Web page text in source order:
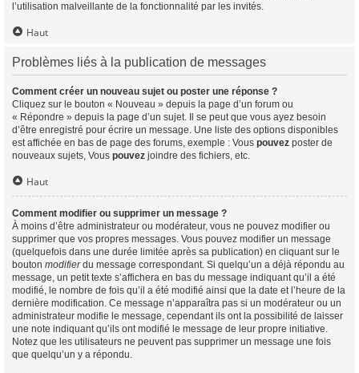
l’utilisation malveillante de la fonctionnalité par les invités.
Haut
Problèmes liés à la publication de messages
Comment créer un nouveau sujet ou poster une réponse ?
Cliquez sur le bouton « Nouveau » depuis la page d’un forum ou
« Répondre » depuis la page d’un sujet. Il se peut que vous ayez besoin
d’être enregistré pour écrire un message. Une liste des options disponibles
est affichée en bas de page des forums, exemple : Vous pouvez poster de
nouveaux sujets, Vous pouvez joindre des fichiers, etc.
Haut
Comment modifier ou supprimer un message ?
À moins d’être administrateur ou modérateur, vous ne pouvez modifier ou
supprimer que vos propres messages. Vous pouvez modifier un message
(quelquefois dans une durée limitée après sa publication) en cliquant sur le
bouton modifierdu message correspondant. Si quelqu’un a déjà répondu au
message, un petit texte s’affichera en bas du message indiquant qu’il a été
modifié, le nombre de fois qu’il a été modifié ainsi que la date et l’heure de la
dernière modification. Ce message n’apparaîtra pas si un modérateur ou un
administrateur modifie le message, cependant ils ont la possibilité de laisser
une note indiquant qu’ils ont modifié le message de leur propre initiative.
Notez que les utilisateurs ne peuvent pas supprimer un message une fois
que quelqu’un y a répondu.